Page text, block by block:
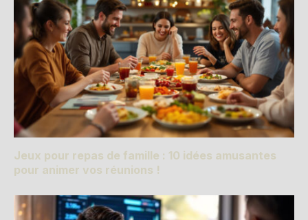
Jeux pour repas de famille : 10 idées amusantes
pour animer vos réunions !